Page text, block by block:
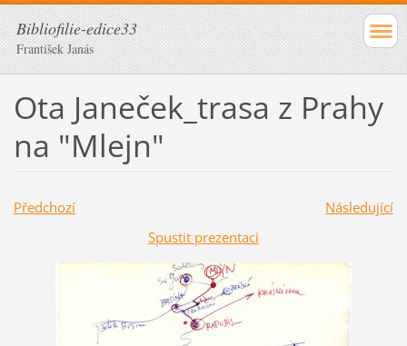
Bibliofilie-edice33
František Janás
Ota Janeček_trasa z Prahy
na "Mlejn"
Předchozí
Následující
Spustit prezentaci